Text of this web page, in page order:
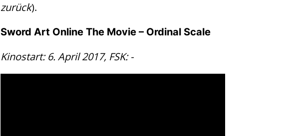
zurück).
Sword Art Online The Movie – Ordinal Scale
Kinostart: 6. April 2017, FSK: -